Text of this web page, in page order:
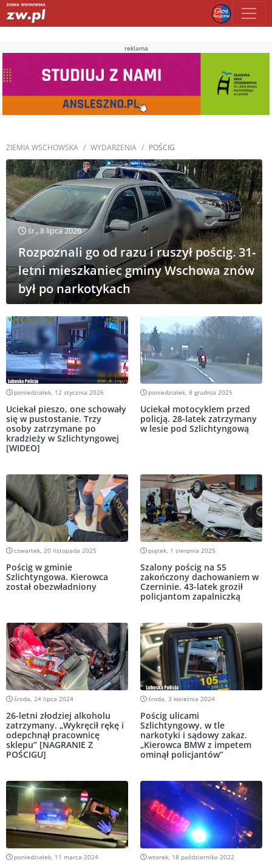
reklama
ZIEMIA WSCHOWSKA WYDARZENIA POŚCIG
śr., 8 lipca 2026
Rozpoznali go od razu i ruszył pościg. 31-
letni mieszkaniec gminy Wschowa znów
był po narkotykach
poniedziałek, 12 stycznia 2026
Uciekał pieszo, one schowały
się w pustostanie. Trzy
osoby zatrzymane po
kradzieży w Szlichtyngowej
[WIDEO]
poniedziałek, 8 grudnia 2025
Uciekał motocyklem przed
policją. 28-latek zatrzymany
w lesie pod Szlichtyngową
czwartek, 20 listopada 2025
Pościg w gminie
Szlichtyngowa. Kierowca
został obezwładniony
piątek, 1 sierpnia 2025
Szalony pościg na S5
zakończony dachowaniem w
Czerninie. 43-latek groził
policjantom zapalniczką
środa, 24 lipca 2024
26-letni złodziej alkoholu
zatrzymany. „Wykręcił rękę i
odepchnął pracownicę
sklepu” [NAGRANIE Z
POŚCIGU]
środa, 3 kwietnia 2024
Pościg ulicami
Szlichtyngowy, w tle
narkotyki i sądowy zakaz.
„Kierowca BMW z impetem
ominął policjantów”
poniedziałek, 11 marca 2024 wtorek, 18 października 2022